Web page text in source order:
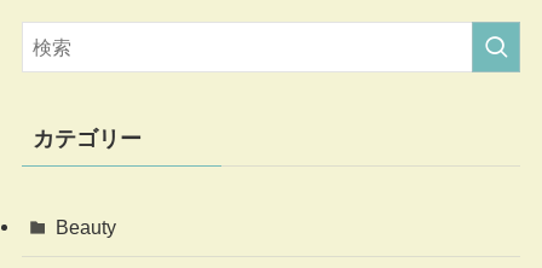
カテゴリー
Beauty